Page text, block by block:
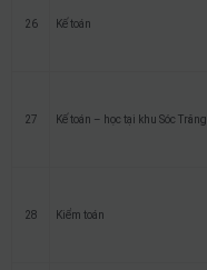
26 Kế toán
27 Kế toán – học tại khu Sóc Trăng
28 Kiểm toán